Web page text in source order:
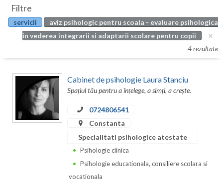
Botosani
Braila
Bucuresti
Buzau
Calarasi
Articole
Evenimente
Filtre
servicii
aviz psihologic pentru scoala - evaluare psihologica
in vederea integrarii si adaptarii scolare pentru copii
4 rezultate
Cabinet de psihologie Laura Stanciu
Spațiul tău pentru a înțelege, a simți, a crește.
0724806541
Constanta
Specialitati psihologice atestate
Psihologie clinica
Psihologie educationala, consiliere scolara si
vocationala